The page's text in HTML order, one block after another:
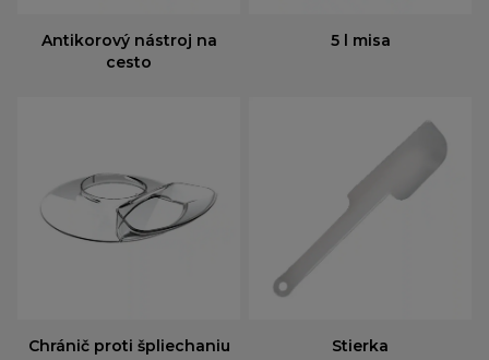
Antikorový nástroj na
cesto
5 l misa
Chránič proti špliechaniu Stierka